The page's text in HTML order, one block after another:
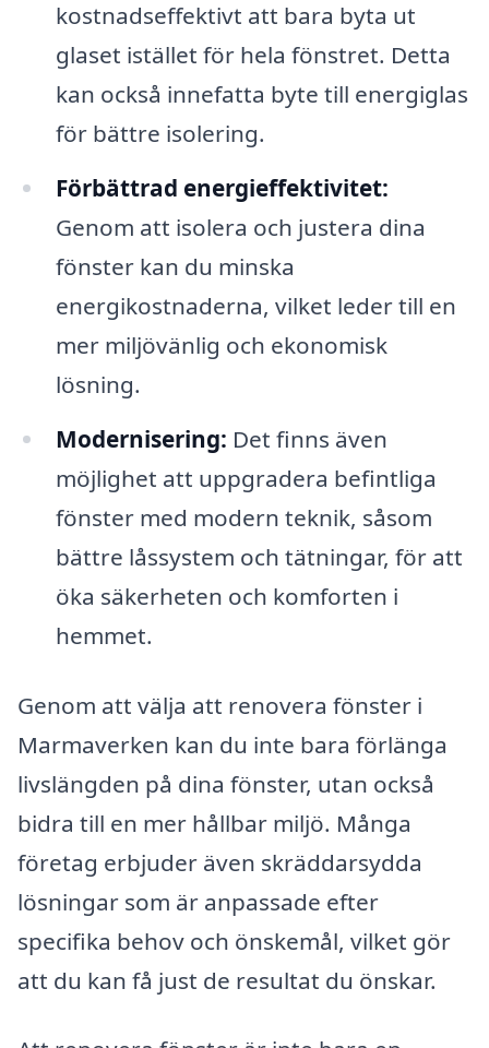
kostnadseffektivt att bara byta ut
glaset istället för hela fönstret. Detta
kan också innefatta byte till energiglas
för bättre isolering.
Förbättrad energieffektivitet:
Genom att isolera och justera dina
fönster kan du minska
energikostnaderna, vilket leder till en
mer miljövänlig och ekonomisk
lösning.
Modernisering: Det finns även
möjlighet att uppgradera befintliga
fönster med modern teknik, såsom
bättre låssystem och tätningar, för att
öka säkerheten och komforten i
hemmet.
Genom att välja att renovera fönster i
Marmaverken kan du inte bara förlänga
livslängden på dina fönster, utan också
bidra till en mer hållbar miljö. Många
företag erbjuder även skräddarsydda
lösningar som är anpassade efter
specifika behov och önskemål, vilket gör
att du kan få just de resultat du önskar.